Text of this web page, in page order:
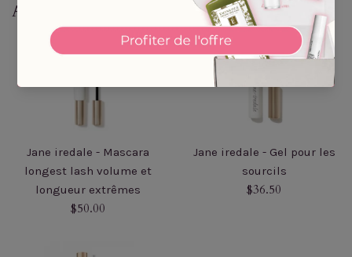
Aussi de cette collection
Jane iredale - Mascara
longest lash volume et
longueur extrêmes
Prix
$50.00
Jane iredale - Gel pour les
sourcils
Prix
$36.50